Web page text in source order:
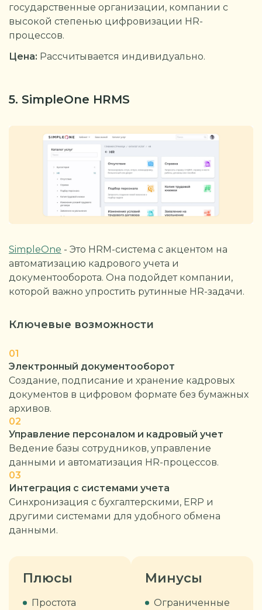
государственные организации, компании с
высокой степенью цифровизации HR-
процессов.
Цена: Рассчитывается индивидуально.
5. SimpleOne HRMS
SimpleOne - Это HRM-система с акцентом на
автоматизацию кадрового учета и
документооборота. Она подойдет компании,
которой важно упростить рутинные HR-задачи.
Ключевые возможности
01
Электронный документооборот
Создание, подписание и хранение кадровых
документов в цифровом формате без бумажных
архивов.
02
Управление персоналом и кадровый учет
Ведение базы сотрудников, управление
данными и автоматизация HR-процессов.
03
Интеграция с системами учета
Синхронизация с бухгалтерскими, ERP и
другими системами для удобного обмена
данными.
Плюсы
Простота
Минусы
Ограниченные